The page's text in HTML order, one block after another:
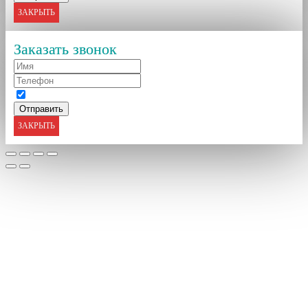
ЗАКРЫТЬ
Заказать звонок
ЗАКРЫТЬ